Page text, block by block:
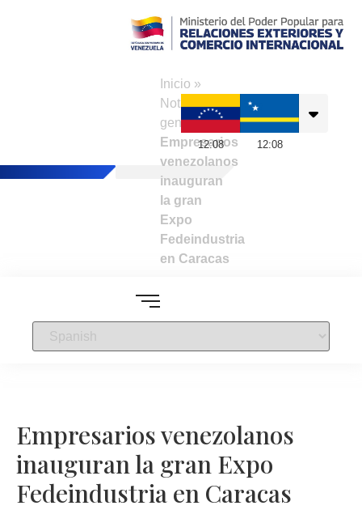
Inicio »
Noticias
generales»
Empresarios
venezolanos
inauguran
la gran
Expo
Fedeindustria
en Caracas
12:08 12:08
Empresarios venezolanos
inauguran la gran Expo
Fedeindustria en Caracas